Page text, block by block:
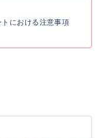
における注意事項